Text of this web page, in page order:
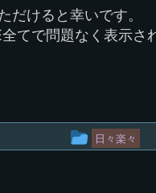
だけると幸いです。
てで問題なく表示さ
投
日々楽々